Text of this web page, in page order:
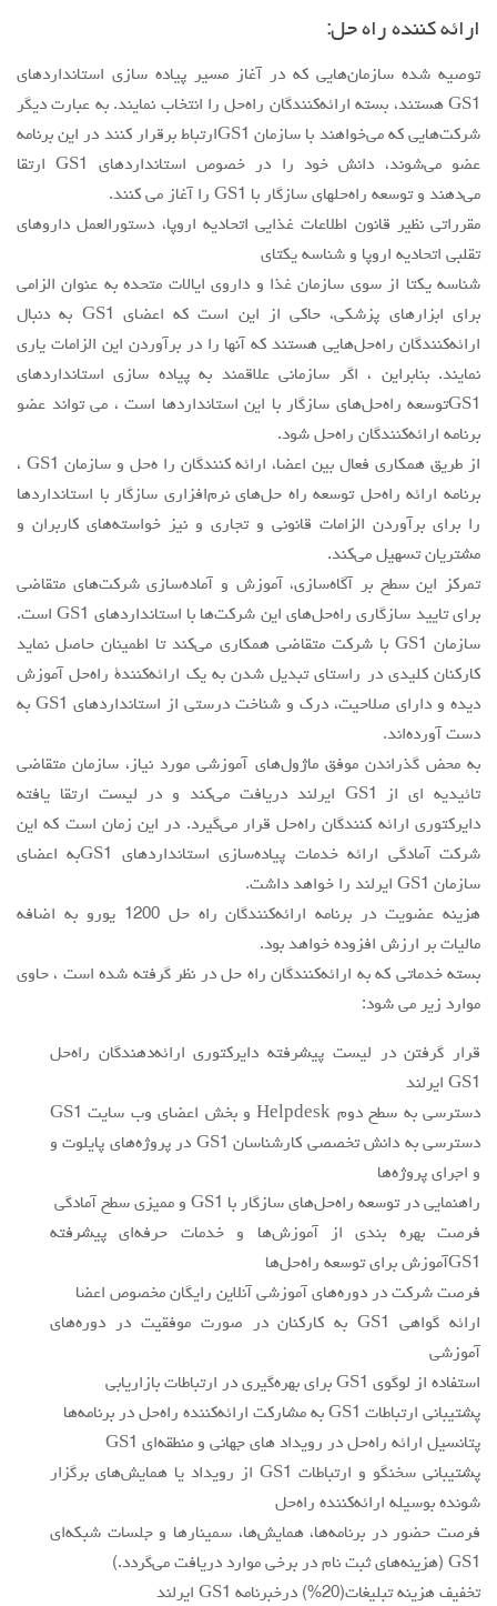
ارائه كننده راه حل:
توصيه شده سازمان‌هايي كه در آغاز مسير پياده سازي استانداردهاي
GS1 هستند، بسته ارائه‌كنندگان راه‌حل را انتخاب نمايند. به عبارت ديگر
شركت‌هايي كه مي‌خواهند با سازمان GS1ارتباط برقرار كنند در اين برنامه
عضو مي‌شوند، دانش خود را در خصوص استانداردهاي GS1 ارتقا
مي‌دهند و توسعه راه‌حلهاي سازگار با GS1 را آغاز مي كنند.
مقرراتي نظير قانون اطلاعات غذايي اتحاديه اروپا، دستورالعمل داروهاي
تقلبي اتحاديه اروپا و شناسه يكتاي
شناسه يكتا از سوي سازمان غذا و داروي ايالات متحده به عنوان الزامي
براي ابزارهاي پزشكي، حاكي از اين است كه اعضاي GS1 به دنبال
ارائه‌كنندگان راه‌حل‌هايي هستند كه آنها را در برآوردن اين الزامات ياري
نمايند. بنابراين ، اگر سازماني علاقمند به پياده سازي استانداردهاي
GS1توسعه راه‌حل‌هاي سازگار با اين استانداردها است ، مي تواند عضو
برنامه ارائه‌كنندگان راه‌حل شود.
از طريق همكاري فعال بين اعضا، ارائه كنندگان را ه‌حل و سازمان GS1 ،
برنامه ارائه راه‌حل توسعه راه ‌حل‌هاي نرم‌افزاري سازگار با استانداردها
را براي برآوردن الزامات قانوني و تجاري و نيز خواسته‌هاي كاربران و
مشتريان تسهيل مي‌كند.
تمركز اين سطح بر آگاه‌سازي، آموزش و آماده‌سازي شركت‌هاي متقاضي
براي تاييد سازگاري راه‌حل‌هاي اين شركت‌ها با استانداردهاي GS1 است.
سازمان GS1 با شركت متقاضي همكاري مي‌كند تا اطمينان حاصل نمايد
كاركنان كليدي در راستاي تبديل شدن به يك ارائه‌كنندة راه‌حل آموزش
ديده و داراي صلاحيت، درك و شناخت درستي از استانداردهاي GS1 به
دست آورده‌اند.
به محض گذراندن موفق ماژول‌هاي آموزشي مورد نياز، سازمان متقاضي
تائيديه اي از GS1 ايرلند دريافت مي‌كند و در ليست ارتقا يافته
دايركتوري ارائه كنندگان راه‌حل قرار مي‌گيرد. در اين زمان است كه اين
شركت آمادگي ارائه خدمات پياده‌سازي استانداردهاي GS1به اعضاي
سازمان GS1 ايرلند را خواهد داشت.
هزينه عضويت در برنامه ارائه‌كنندگان راه حل 1200 يورو به اضافه
ماليات بر ارزش افزوده خواهد بود.
بسته خدماتي كه به ارائه‌كنندگان راه حل در نظر گرفته شده است ، حاوي
موارد زير مي شود:
قرار گرفتن در ليست پيشرفته دايركتوري ارائه‌دهندگان راه‌حل
GS1 ايرلند
دسترسي به سطح دوم Helpdesk و بخش اعضاي وب سايت GS1
دسترسي به دانش تخصصي كارشناسان GS1 در پروژه‌هاي پايلوت و
و اجراي پروژه‌ها
راهنمايي در توسعه راه‌حل‌هاي سازگار با GS1 و مميزي سطح آمادگي
فرصت بهره بندي از آموزش‌ها و خدمات حرفه‌اي پيشرفته
GS1آموزش براي توسعه راه‌حل‌ها
فرصت شركت در دوره‌هاي آموزشي آنلاين رايگان مخصوص اعضا
ارائه گواهي GS1 به كاركنان در صورت موفقيت در دوره‌هاي
آموزشي
استفاده از لوگوي GS1 براي بهره‌گيري در ارتباطات بازاريابي
پشتيباني ارتباطات GS1 به مشاركت ارائه‌كننده راه‌حل در برنامه‌ها
پتانسيل ارائه راه‌حل در رويداد هاي جهاني و منطقه‌اي GS1
پشتيباني سخنگو و ارتباطات GS1 از رويداد يا همايش‌هاي برگزار
شونده بوسيله ارائه‌كننده راه‌حل
فرصت حضور در برنامه‌ها، همايش‌ها، سمينارها و جلسات شبكه‌اي
GS1 (هزينه‌هاي ثبت نام در برخي موارد دريافت مي‌گردد.)
تخفيف هزينه تبليغات(20%) درخبرنامه GS1 ايرلند